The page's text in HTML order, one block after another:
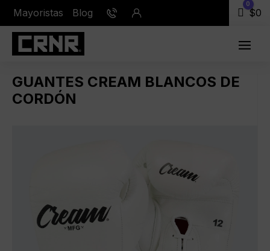
Mayoristas Blog Carro
0
$0
GUANTES CREAM BLANCOS DE
CORDÓN